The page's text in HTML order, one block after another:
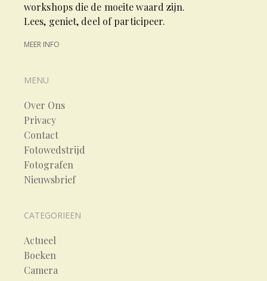
workshops die de moeite waard zijn.
Lees, geniet, deel of participeer.
MEER INFO
MENU
Over Ons
Privacy
Contact
Fotowedstrijd
Fotografen
Nieuwsbrief
CATEGORIEEN
Actueel
Boeken
Camera